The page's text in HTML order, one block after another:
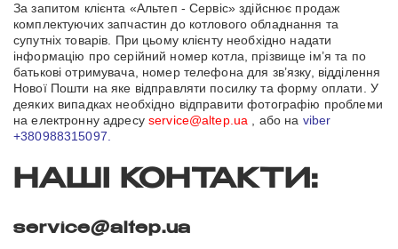
За запитом клієнта «Альтеп - Сервіс» здійснює продаж
комплектуючих запчастин до котлового обладнання та
супутніх товарів. При цьому клієнту необхідно надати
інформацію про серійний номер котла, прізвище ім’я та по
батькові отримувача, номер телефона для зв’язку, відділення
Нової Пошти на яке відправляти посилку та форму оплати. У
деяких випадках необхідно відправити фотографію проблеми
на електронну адресу service@altep.ua , або на viber
+380988315097.
НАШІ КОНТАКТИ:
service@altep.ua